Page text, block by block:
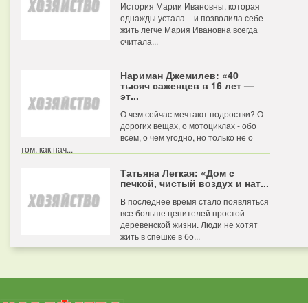
История Марии Ивановны, которая
однажды устала – и позволила себе
жить легче Мария Ивановна всегда
считала...
Нариман Джемилев: «40
тысяч саженцев в 16 лет —
эт...
О чем сейчас мечтают подростки? О
дорогих вещах, о мотоциклах - обо
всем, о чем угодно, но только не о
том, как нач...
Татьяна Легкая: «Дом с
печкой, чистый воздух и нат...
В последнее время стало появляться
все больше ценителей простой
деревенской жизни. Люди не хотят
жить в спешке в бо...